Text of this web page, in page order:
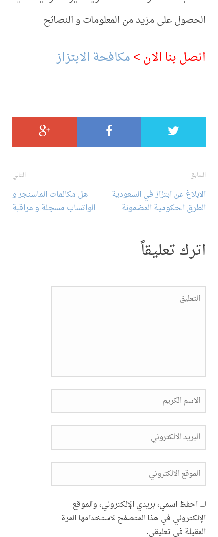
الحصول على مزيد من المعلومات و النصائح
اتصل بنا الان >مكافحة الابتزاز
تصفح
المقالة
السابق
الابلاغ عن ابتزاز في السعودية
الطرق الحكومية المضمونة
التالي
هل مكالمات الماسنجر و
الواتساب مسجلة و مراقبة
اترك تعليقاً
احفظ اسمي، بريدي الإلكتروني، والموقع
الإلكتروني في هذا المتصفح لاستخدامها المرة
المقبلة في تعليقي.